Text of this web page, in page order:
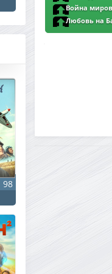
98
1080p | DВойна миров
1080p | L2
Любовь на
(2024) WEB-DL